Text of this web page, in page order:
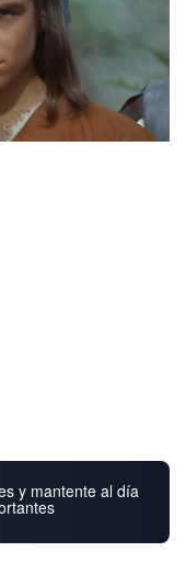
y mantente al día